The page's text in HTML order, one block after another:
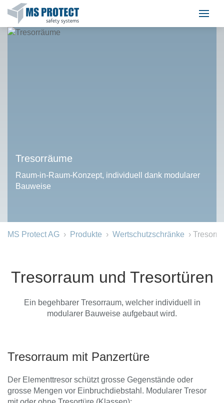
Tresorräume
Raum-in-Raum-Konzept, individuell dank modularer
Bauweise
MS Protect AG › Produkte › Wertschutzschränke ›
Tresorraum und Tresortüren
Ein begehbarer Tresorraum, welcher individuell in
modularer Bauweise aufgebaut wird.
Tresorraum mit Panzertüre
Der Elementtresor schützt grosse Gegenstände oder
grosse Mengen vor Einbruchdiebstahl. Modularer Tresor